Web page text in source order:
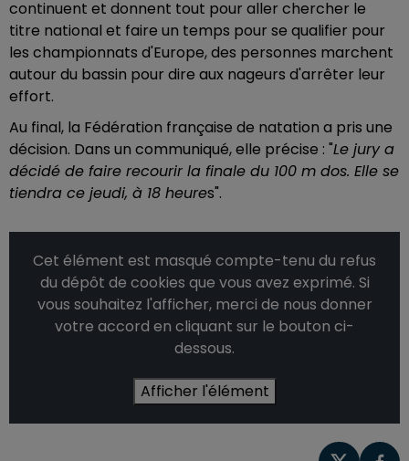
continuent et donnent tout pour aller chercher le
titre national et faire un temps pour se qualifier pour
les championnats d'Europe, des personnes marchent
autour du bassin pour dire aux nageurs d'arrêter leur
effort.
Au final, la Fédération française de natation a pris une
décision. Dans un communiqué, elle précise : "Le jury a
décidé de faire recourir la finale du 100 m dos. Elle se
tiendra ce jeudi, à 18 heures".
Cet élément est masqué compte-tenu du refus
du dépôt de cookies que vous avez exprimé. Si
vous souhaitez l'afficher, merci de nous donner
votre accord en cliquant sur le bouton ci-
dessous.
Afficher l'élément